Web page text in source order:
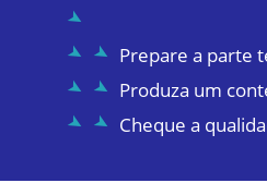
Prepare a parte
Produza um
Cheque a